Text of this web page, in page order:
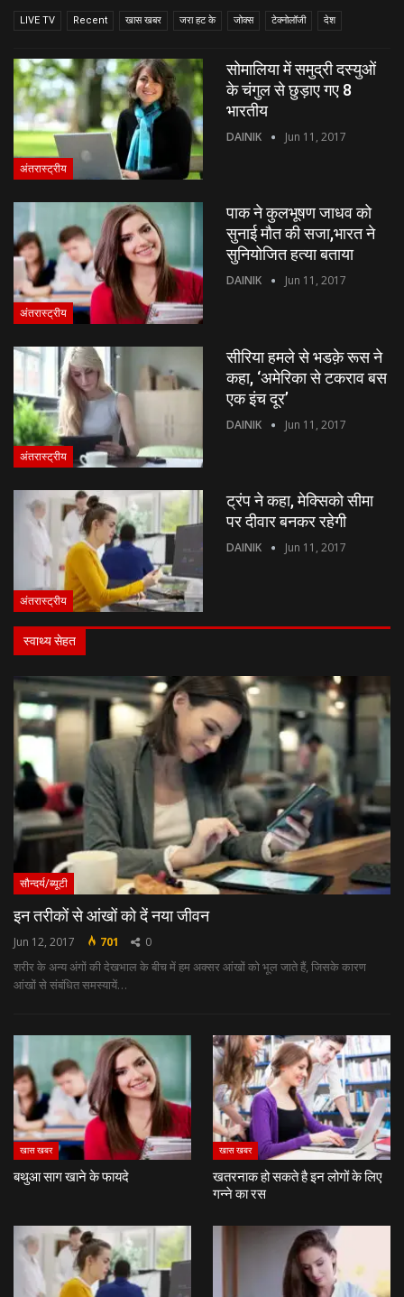
LIVE TV Recent खास खबर जरा हट के जोक्स टेक्नोलॉजी देश
अंतरास्ट्रीय
सोमालिया में समुद्री दस्युओं
के चंगुल से छुड़ाए गए 8
भारतीय
DAINIK Jun 11, 2017
अंतरास्ट्रीय
पाक ने कुलभूषण जाधव को
सुनाई मौत की सजा,भारत ने
सुनियोजित हत्या बताया
DAINIK Jun 11, 2017
अंतरास्ट्रीय
सीरिया हमले से भडक़े रूस ने
कहा, ‘अमेरिका से टकराव बस
एक इंच दूर’
DAINIK Jun 11, 2017
अंतरास्ट्रीय
ट्रंप ने कहा, मेक्सिको सीमा
पर दीवार बनकर रहेगी
DAINIK Jun 11, 2017
स्वाथ्य सेहत
सौन्दर्य/ब्यूटी
इन तरीकों से आंखों को दें नया जीवन
Jun 12, 2017 701 0
शरीर के अन्‍य अंगों की देखभाल के बीच में हम अक्‍सर आंखों को भूल जाते हैं, जिसके कारण
आंखों से संबंधित समस्‍यायें…
खास खबर
बथुआ साग खाने के फायदे
खास खबर
खतरनाक हो सकते है इन लोगों के लिए
गन्ने का रस